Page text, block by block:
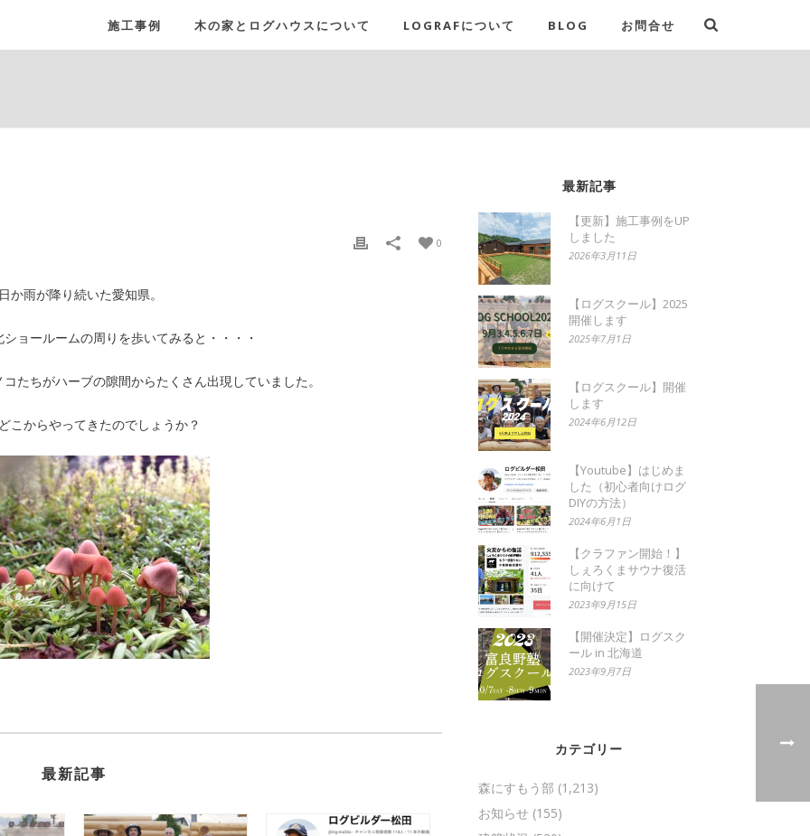
施工事例 木の家とログハウスについて LOGRAFについて BLOG お問合せ
0
か雨が降り続いた愛知県。
ョールームの周りを歩いてみると・・・・
たちがハーブの隙間からたくさん出現していました。
こからやってきたのでしょうか？
最新記事
最新記事
【更新】施工事例をUP
しました
2026年3月11日
【ログスクール】2025
開催します
2025年7月1日
【ログスクール】開催
します
2024年6月12日
【Youtube】はじめま
した（初心者向けログ
DIYの方法）
2024年6月1日
【クラファン開始！】
しぇろくまサウナ復活
に向けて
2023年9月15日
【開催決定】ログスク
ール in 北海道
2023年9月7日
カテゴリー
森にすもう部 (1,213)
お知らせ (155)